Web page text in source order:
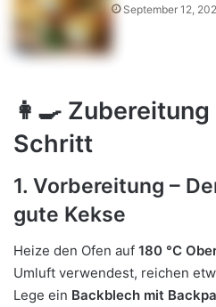
September 12,
👩‍🍳
Schritt
1. Vorbereitung –
gute Kekse
Heize den Ofen auf 180 °C
Umluft verwendest, reichen
Lege ein Backblech mit